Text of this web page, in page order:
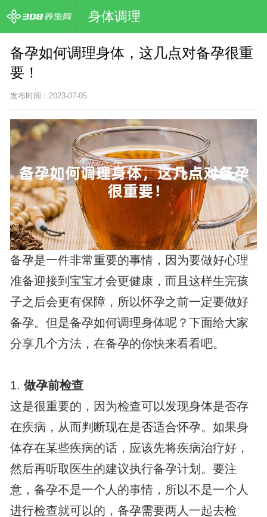
身体调理
备孕如何调理身体，这几点对备孕很重
要！
发布时间：2023-07-05
备孕是一件非常重要的事情，因为要做好心理
准备迎接到宝宝才会更健康，而且这样生完孩
子之后会更有保障，所以怀孕之前一定要做好
备孕。但是备孕如何调理身体呢？下面给大家
分享几个方法，在备孕的你快来看看吧。
1. 做孕前检查
这是很重要的，因为检查可以发现身体是否存
在疾病，从而判断现在是否适合怀孕。如果身
体存在某些疾病的话，应该先将疾病治疗好，
然后再听取医生的建议执行备孕计划。要注
意，备孕不是一个人的事情，所以不是一个人
进行检查就可以的，备孕需要两人一起去检